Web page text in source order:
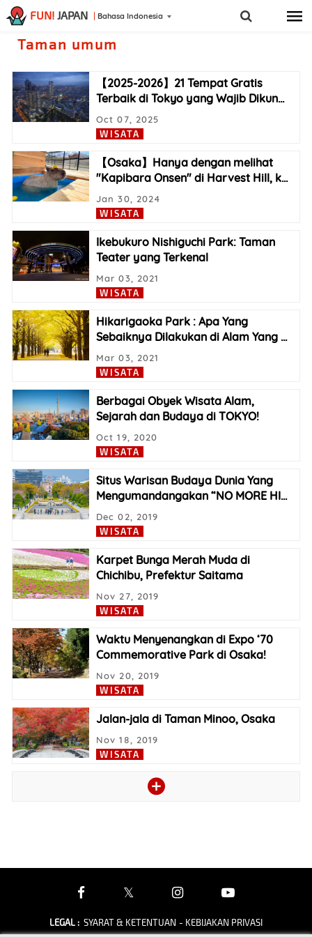
FUN! JAPAN Bahasa Indonesia
Taman umum
【2025-2026】21 Tempat Gratis
Terbaik di Tokyo yang Wajib Dikun…
WISATA
Oct 07, 2025
【Osaka】Hanya dengan melihat
"Kapibara Onsen" di Harvest Hill, k…
WISATA
Jan 30, 2024
Ikebukuro Nishiguchi Park: Taman
Teater yang Terkenal
WISATA
Mar 03, 2021
Hikarigaoka Park : Apa Yang
Sebaiknya Dilakukan di Alam Yang …
WISATA
Mar 03, 2021
Berbagai Obyek Wisata Alam,
Sejarah dan Budaya di TOKYO!
WISATA
Oct 19, 2020
Situs Warisan Budaya Dunia Yang
Mengumandangakan “NO MORE HI…
WISATA
Dec 02, 2019
Karpet Bunga Merah Muda di
Chichibu, Prefektur Saitama
WISATA
Nov 27, 2019
Waktu Menyenangkan di Expo ‘70
Commemorative Park di Osaka!
WISATA
Nov 20, 2019
Jalan-jala di Taman Minoo, Osaka
WISATA
Nov 18, 2019
LEGAL: SYARAT & KETENTUAN - KEBIJAKAN PRIVASI